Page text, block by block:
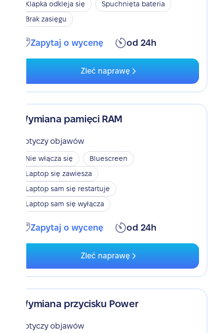
Klapka odkleja się
Spuchnięta bateria
Brak zasięgu
Zapytaj o wycenę od 24h
Zleć naprawę
Wymiana pamięci RAM
Dotyczy objawów
Nie włącza się
Bluescreen
Laptop się zawiesza
Laptop sam się restartuje
Laptop sam się wyłącza
Zapytaj o wycenę od 24h
Zleć naprawę
Wymiana przycisku Power
Dotyczy objawów